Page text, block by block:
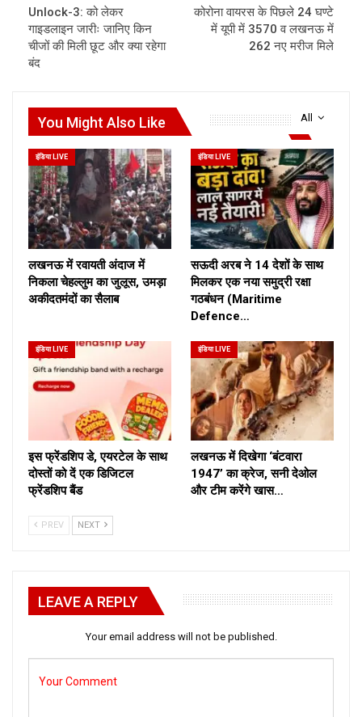
Unlock-3: को लेकर
गाइडलाइन जारीः जानिए किन
चीजों की मिली छूट और क्या रहेगा
बंद
कोरोना वायरस के पिछले 24 घण्टे
में यूपी में 3570 व लखनऊ में
262 नए मरीज मिले
All
You Might Also Like
इंडिया LIVE
लखनऊ में रवायती अंदाज में
निकला चेहल्लुम का जुलूस, उमड़ा
अकीदतमंदों का सैलाब
इंडिया LIVE
सऊदी अरब ने 14 देशों के साथ
मिलकर एक नया समुद्री रक्षा
गठबंधन (Maritime
Defence…
इंडिया LIVE
इस फ्रेंडशिप डे, एयरटेल के साथ
दोस्तों को दें एक डिजिटल
फ्रेंडशिप बैंड
इंडिया LIVE
लखनऊ में दिखेगा ‘बंटवारा
1947’ का क्रेज, सनी देओल
और टीम करेंगे खास…
PREV NEXT
LEAVE A REPLY
Your email address will not be published.